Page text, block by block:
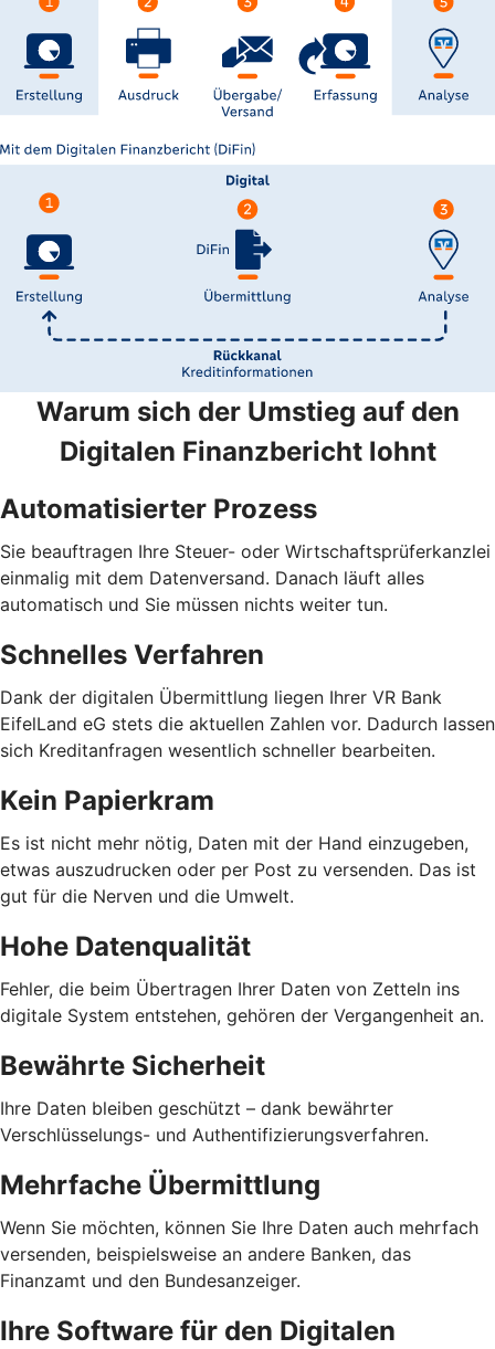
Warum sich der Umstieg auf den
Digitalen Finanzbericht lohnt
Automatisierter Prozess
Sie beauftragen Ihre Steuer- oder Wirtschaftsprüferkanzlei
einmalig mit dem Datenversand. Danach läuft alles
automatisch und Sie müssen nichts weiter tun.
Schnelles Verfahren
Dank der digitalen Übermittlung liegen Ihrer VR Bank
EifelLand eG stets die aktuellen Zahlen vor. Dadurch lassen
sich Kreditanfragen wesentlich schneller bearbeiten.
Kein Papierkram
Es ist nicht mehr nötig, Daten mit der Hand einzugeben,
etwas auszudrucken oder per Post zu versenden. Das ist
gut für die Nerven und die Umwelt.
Hohe Datenqualität
Fehler, die beim Übertragen Ihrer Daten von Zetteln ins
digitale System entstehen, gehören der Vergangenheit an.
Bewährte Sicherheit
Ihre Daten bleiben geschützt – dank bewährter
Verschlüsselungs- und Authentifizierungsverfahren.
Mehrfache Übermittlung
Wenn Sie möchten, können Sie Ihre Daten auch mehrfach
versenden, beispielsweise an andere Banken, das
Finanzamt und den Bundesanzeiger.
Ihre Software für den Digitalen